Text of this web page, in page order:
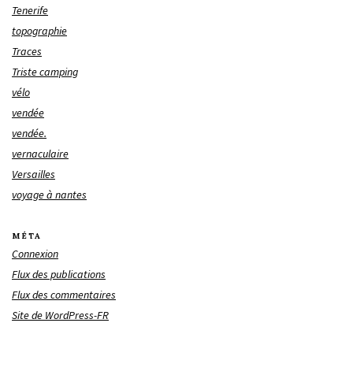
Tenerife
topographie
Traces
Triste camping
vélo
vendée
vendée.
vernaculaire
Versailles
voyage à nantes
MÉTA
Connexion
Flux des publications
Flux des commentaires
Site de WordPress-FR